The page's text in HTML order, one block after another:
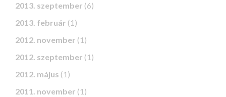
2013. szeptember (6)
2013. február (1)
2012. november (1)
2012. szeptember (1)
2012. május (1)
2011. november (1)